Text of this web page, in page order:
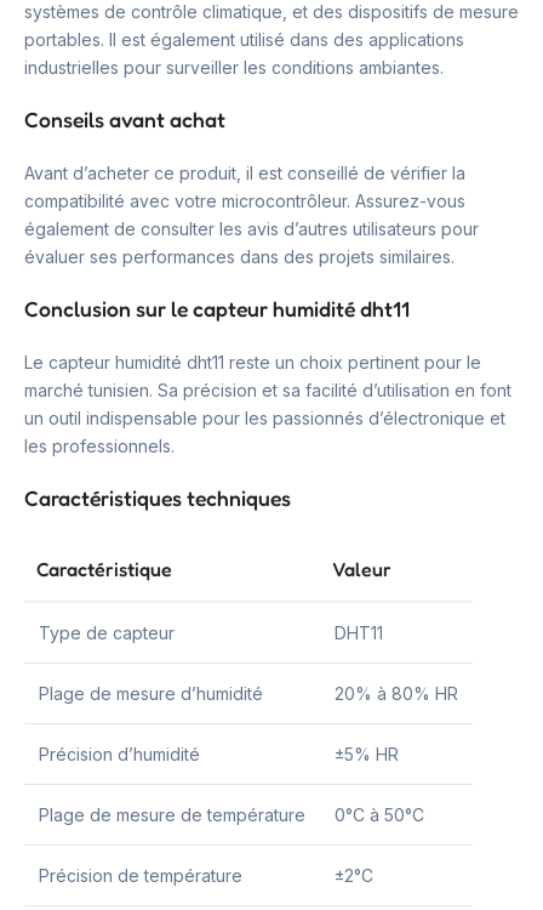
systèmes de contrôle climatique, et des dispositifs de mesure
portables. Il est également utilisé dans des applications
industrielles pour surveiller les conditions ambiantes.
Conseils avant achat
Avant d’acheter ce produit, il est conseillé de vérifier la
compatibilité avec votre microcontrôleur. Assurez-vous
également de consulter les avis d’autres utilisateurs pour
évaluer ses performances dans des projets similaires.
Conclusion sur le capteur humidité dht11
Le capteur humidité dht11 reste un choix pertinent pour le
marché tunisien. Sa précision et sa facilité d’utilisation en font
un outil indispensable pour les passionnés d’électronique et
les professionnels.
Caractéristiques techniques
Caractéristique Valeur
Type de capteur DHT11
Plage de mesure d’humidité 20% à 80% HR
Précision d’humidité ±5% HR
Plage de mesure de température 0°C à 50°C
Précision de température ±2°C